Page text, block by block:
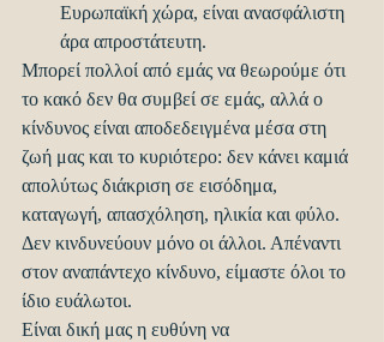
Ευρωπαϊκή χώρα, είναι ανασφάλιστη
άρα απροστάτευτη.
Μπορεί πολλοί από εμάς να θεωρούμε ότι
το κακό δεν θα συμβεί σε εμάς, αλλά ο
κίνδυνος είναι αποδεδειγμένα μέσα στη
ζωή μας και το κυριότερο: δεν κάνει καμιά
απολύτως διάκριση σε εισόδημα,
καταγωγή, απασχόληση, ηλικία και φύλο.
Δεν κινδυνεύουν μόνο οι άλλοι. Απέναντι
στον αναπάντεχο κίνδυνο, είμαστε όλοι το
ίδιο ευάλωτοι.
Είναι δική μας η ευθύνη να